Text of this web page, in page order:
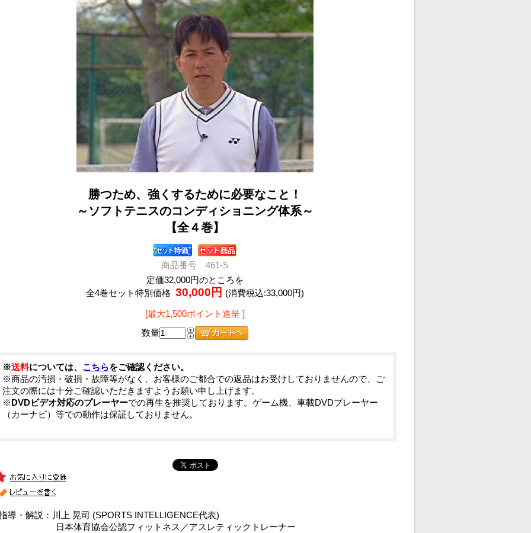
勝つため、強くするために必要なこと！
～ソフトテニスのコンディショニング体系～
【全４巻】
商品番号 461-S
定価32,000円のところを
全4巻セット特別価格 30,000円 (消費税込:33,000円)
[最大1,500ポイント進呈 ]
数量
※送料については、 こちらをご確認ください。
※商品の汚損・破損・故障等がなく、お客様のご都合での返品はお受けしておりませんので、ご
注文の際には十分ご確認いただきますようお願い申し上げます。
※ DVDビデオ対応のプレーヤーでの再生を推奨しております。ゲーム機、車載DVDプレーヤー
（カーナビ）等での動作は保証しておりません。
導・解説：川上 晃司 (SPORTS INTELLIGENCE代表)
本体育協会公認フィットネス／アスレティックトレーナー